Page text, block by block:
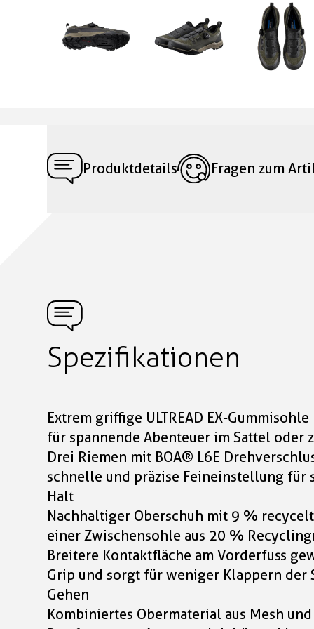
Produktdetails Fragen zum
Spezifikationen
Extrem griffige ULTREAD EX-
für spannende Abenteuer im Sattel oder
Drei Riemen mit BOA® L6E
schnelle und präzise Feineinstellung für
Halt
Nachhaltiger Oberschuh mit 9 %
einer Zwischensohle aus 20 %
Breitere Kontaktfläche am Vorderfuss
Grip und sorgt für weniger Klappern der
Gehen
Kombiniertes Obermaterial aus Mesh